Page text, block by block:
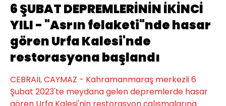
6 ŞUBAT DEPREMLERİNİN İKİNCİ
YILI - "Asrın felaketi"nde hasar
gören Urfa Kalesi'nde
restorasyona başlandı
CEBRAİL CAYMAZ - Kahramanmaraş merkezli 6
Şubat 2023'te meydana gelen depremlerde hasar